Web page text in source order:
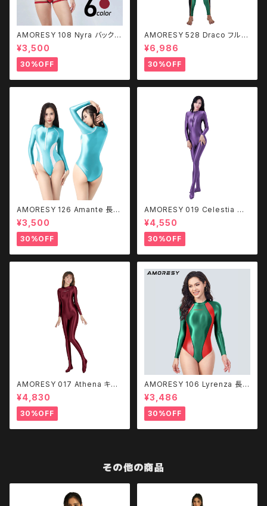
AMORESY 108 Nyra バックレ
ス レッグストラップ 水着
¥3,500
30%OFF
AMORESY 528 Draco フルレ
ングススポーツボティスーツ
¥6,986
30%OFF
AMORESY 126 Amante 長袖
水着（フロントジップ）
¥3,500
30%OFF
AMORESY 019 Celestia フ
ロントジップ キャットスーツ CQ
LK
¥4,550
30%OFF
AMORESY 017 Athena キャ
ットスーツ - Burgundy
¥4,830
30%OFF
AMORESY 106 Lyrenza 長袖
水着 レオタード
¥3,486
30%OFF
その他の商品